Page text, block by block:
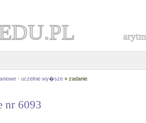
- uczelnie wy�sze » zadanie
nr 6093